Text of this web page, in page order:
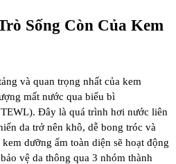
Sống Còn Của Kem
và quan trọng nhất của kem
mất nước qua biểu bì
TEWL). Đây là quá trình hơi nước liên
da trở nên khô, dễ bong tróc và
dưỡng ẩm toàn diện sẽ hoạt động
vệ da thông qua 3 nhóm thành